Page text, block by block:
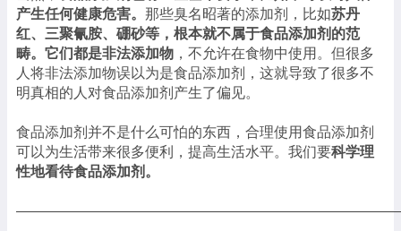
产生任何健康危害。 那些臭名昭著的添加剂，比如苏丹
红、三聚氰胺、硼砂等，根本就不属于食品添加剂的范
畴。它们都是非法添加物 ，不允许在食物中使用。但很多
人将非法添加物误以为是食品添加剂，这就导致了很多不
明真相的人对食品添加剂产生了偏见。
食品添加剂并不是什么可怕的东西，合理使用食品添加剂
可以为生活带来很多便利，提高生活水平。我们要科学理
性地看待食品添加剂。